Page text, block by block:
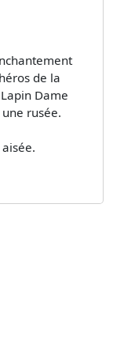
de la
Dame
rusée.